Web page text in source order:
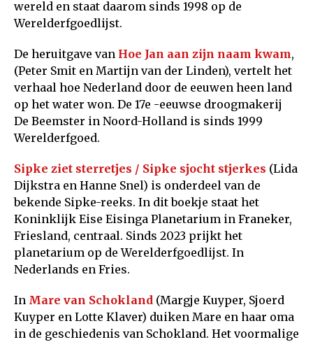
wereld en staat daarom sinds 1998 op de
Werelderfgoedlijst.
De heruitgave van Hoe Jan aan zijn naam kwam,
(Peter Smit en Martijn van der Linden), vertelt het
verhaal hoe Nederland door de eeuwen heen land
op het water won. De 17e -eeuwse droogmakerij
De Beemster in Noord-Holland is sinds 1999
Werelderfgoed.
Sipke ziet sterretjes / Sipke sjocht stjerkes (Lida
Dijkstra en Hanne Snel) is onderdeel van de
bekende Sipke-reeks. In dit boekje staat het
Koninklijk Eise Eisinga Planetarium in Franeker,
Friesland, centraal. Sinds 2023 prijkt het
planetarium op de Werelderfgoedlijst. In
Nederlands en Fries.
In Mare van Schokland (Margje Kuyper, Sjoerd
Kuyper en Lotte Klaver) duiken Mare en haar oma
in de geschiedenis van Schokland. Het voormalige